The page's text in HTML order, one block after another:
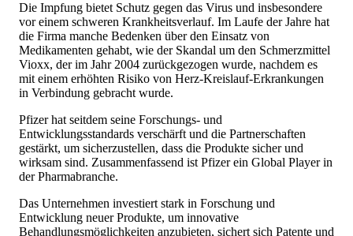
Die Impfung bietet Schutz gegen das Virus und insbesondere
vor einem schweren Krankheitsverlauf. Im Laufe der Jahre hat
die Firma manche Bedenken über den Einsatz von
Medikamenten gehabt, wie der Skandal um den Schmerzmittel
Vioxx, der im Jahr 2004 zurückgezogen wurde, nachdem es
mit einem erhöhten Risiko von Herz-Kreislauf-Erkrankungen
in Verbindung gebracht wurde.
Pfizer hat seitdem seine Forschungs- und
Entwicklungsstandards verschärft und die Partnerschaften
gestärkt, um sicherzustellen, dass die Produkte sicher und
wirksam sind. Zusammenfassend ist Pfizer ein Global Player in
der Pharmabranche.
Das Unternehmen investiert stark in Forschung und
Entwicklung neuer Produkte, um innovative
Behandlungsmöglichkeiten anzubieten, sichert sich Patente und